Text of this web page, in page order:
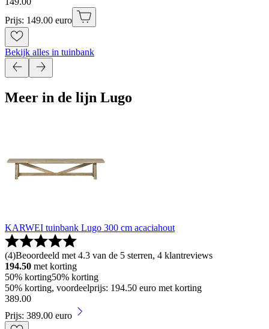
Prijs: 149.00 euro
Bekijk alles in tuinbank
Meer in de lijn Lugo
KARWEI tuinbank Lugo 300 cm acaciahout
(4)Beoordeeld met 4.3 van de 5 sterren, 4 klantreviews
194.50 met korting
50% korting50% korting
50% korting, voordeelprijs: 194.50 euro met korting
389.00
Prijs: 389.00 euro